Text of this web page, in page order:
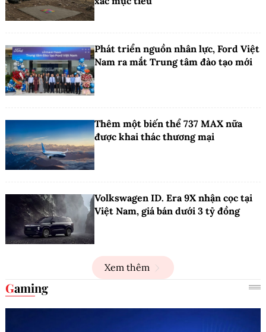
Phát triển nguồn nhân lực, Ford Việt
Nam ra mắt Trung tâm đào tạo mới
Thêm một biến thể 737 MAX nữa
được khai thác thương mại
Volkswagen ID. Era 9X nhận cọc tại
Việt Nam, giá bán dưới 3 tỷ đồng
Xem thêm
Gaming